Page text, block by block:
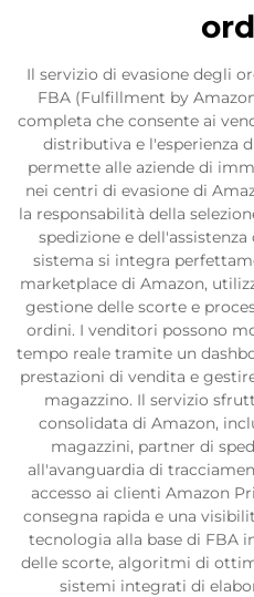
Il servizio di evasione degli
FBA (Fulfillment by
completa che consente ai
distributiva e l'esperienza
permette alle aziende di
nei centri di evasione di
la responsabilità della
spedizione e
sistema si integra
marketplace di Amazon,
gestione delle scorte e
ordini. I venditori possono
tempo reale tramite un
prestazioni di vendita e
magazzino. Il servizio
consolidata di Amazon,
magazzini, partner di
all'avanguardia di
accesso ai clienti Amazon
consegna rapida e una
tecnologia alla base di FBA
delle scorte, algoritmi di
sistemi integrati di